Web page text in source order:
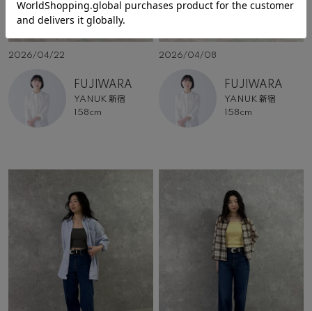
2026/04/22
FUJIWARA
YANUK 新宿
158cm
2026/04/08
FUJIWARA
YANUK 新宿
158cm